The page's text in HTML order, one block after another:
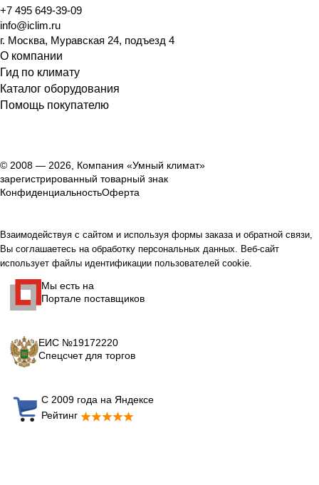
+7 495 649-39-09
info@iclim.ru
г. Москва, Муравская 24, подъезд 4
О компании
Гид по климату
Каталог оборудования
Помощь покупателю
© 2008 — 2026, Компания «Умный климат»
зарегистрированный товарный знак
КонфиденциальностьОферта
Взаимодействуя с сайтом и используя формы заказа и обратной связи,
Вы соглашаетесь на обработку персональных данных. Веб-сайт
использует файлы идентификации пользователей cookie.
Мы есть на
Портале поставщиков
ЕИС №19172220
Спецсчет для торгов
С 2009 года на Яндексе
Рейтинг